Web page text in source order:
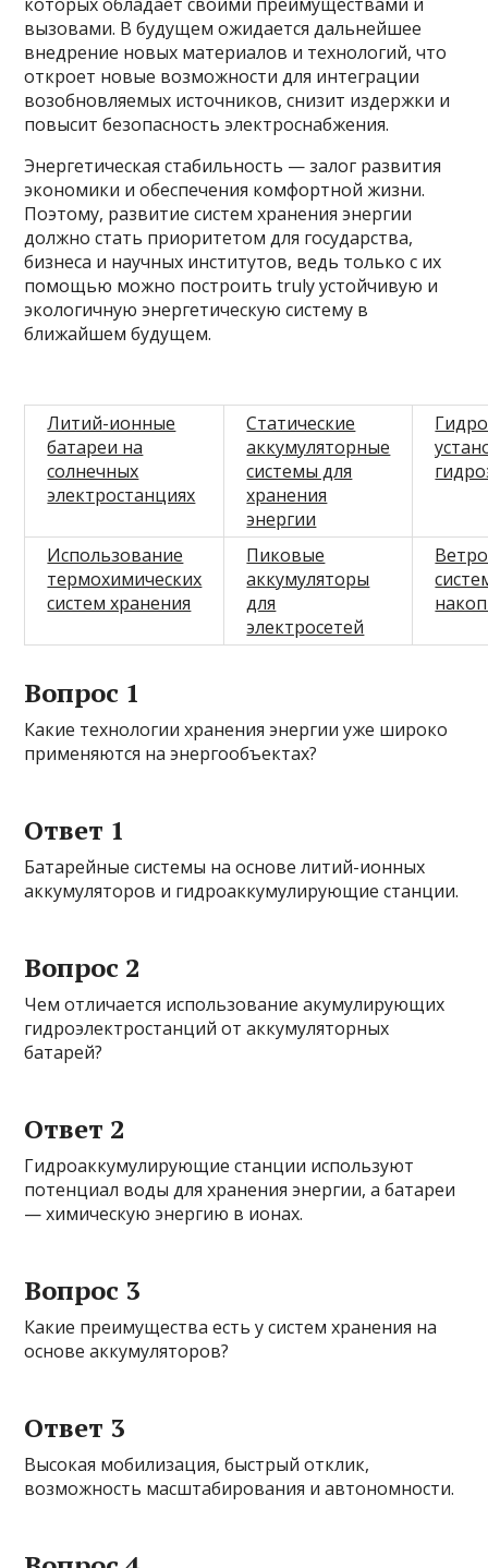
вызовами. В будущем ожидается дальнейшее
внедрение новых материалов и технологий, что
откроет новые возможности для интеграции
возобновляемых источников, снизит издержки и
повысит безопасность электроснабжения.
Энергетическая стабильность — залог развития
экономики и обеспечения комфортной жизни.
Поэтому, развитие систем хранения энергии
должно стать приоритетом для государства,
бизнеса и научных институтов, ведь только с их
помощью можно построить truly устойчивую и
экологичную энергетическую систему в
ближайшем будущем.
Литий-ионные
батареи на
солнечных
электростанциях
Статические
аккумуляторные
системы для
хранения
энергии
Использование
термохимических
систем хранения
Пиковые
аккумуляторы
для
электросетей
Вопрос 1
Какие технологии хранения энергии уже широко
применяются на энергообъектах?
Ответ 1
Батарейные системы на основе литий-ионных
аккумуляторов и гидроаккумулирующие станции.
Вопрос 2
Чем отличается использование акумулирующих
гидроэлектростанций от аккумуляторных
батарей?
Ответ 2
Гидроаккумулирующие станции используют
потенциал воды для хранения энергии, а батареи
— химическую энергию в ионах.
Вопрос 3
Какие преимущества есть у систем хранения на
основе аккумуляторов?
Ответ 3
Высокая мобилизация, быстрый отклик,
возможность масштабирования и автономности.